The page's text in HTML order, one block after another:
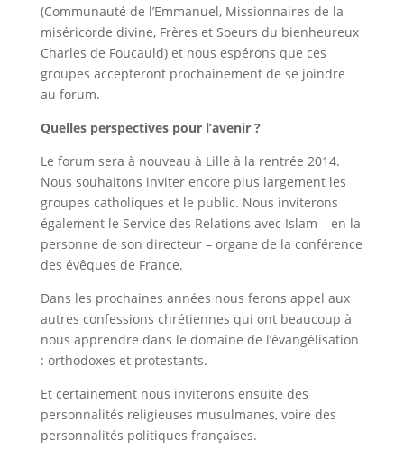
(Communauté de l’Emmanuel, Missionnaires de la
miséricorde divine, Frères et Soeurs du bienheureux
Charles de Foucauld) et nous espérons que ces
groupes accepteront prochainement de se joindre
au forum.
Quelles perspectives pour l’avenir ?
Le forum sera à nouveau à Lille à la rentrée 2014.
Nous souhaitons inviter encore plus largement les
groupes catholiques et le public. Nous inviterons
également le Service des Relations avec Islam – en la
personne de son directeur – organe de la conférence
des évêques de France.
Dans les prochaines années nous ferons appel aux
autres confessions chrétiennes qui ont beaucoup à
nous apprendre dans le domaine de l’évangélisation
: orthodoxes et protestants.
Et certainement nous inviterons ensuite des
personnalités religieuses musulmanes, voire des
personnalités politiques françaises.